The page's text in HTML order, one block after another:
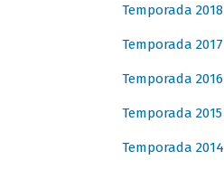
Temporada 2018
Temporada 2017
Temporada 2016
Temporada 2015
Temporada 2014